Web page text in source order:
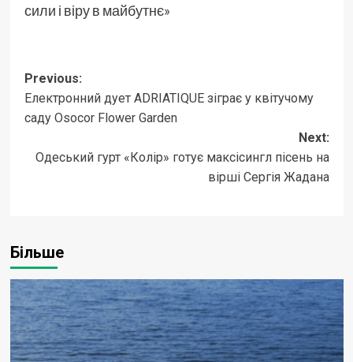
сили і віру в майбутнє»
Post
navigation
Previous:
Електронний дует ADRIATIQUE зіграє у квітучому
саду Osocor Flower Garden
Next:
Одеський гурт «Колір» готує максісингл пісень на
вірші Сергія Жадана
Більше